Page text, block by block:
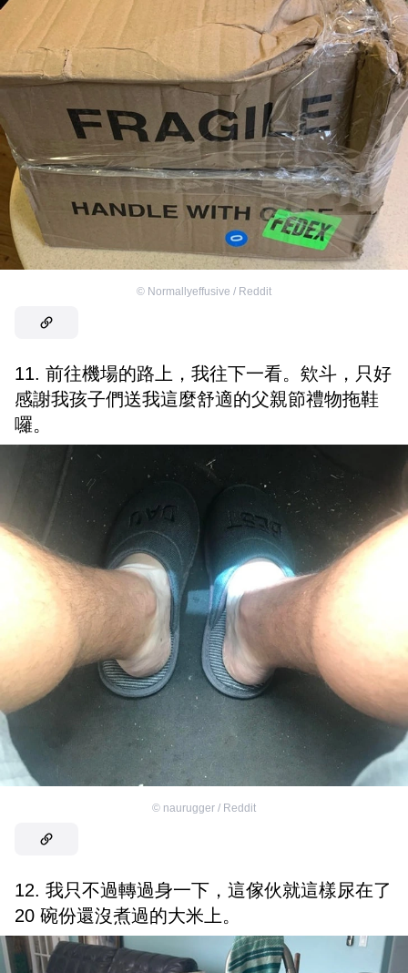
© Normallyeffusive / Reddit
11. 前往機場的路上，我往下一看。欸斗，只好
感謝我孩子們送我這麼舒適的父親節禮物拖鞋
囉。
© naurugger / Reddit
12. 我只不過轉過身一下，這傢伙就這樣尿在了
20 碗份還沒煮過的大米上。